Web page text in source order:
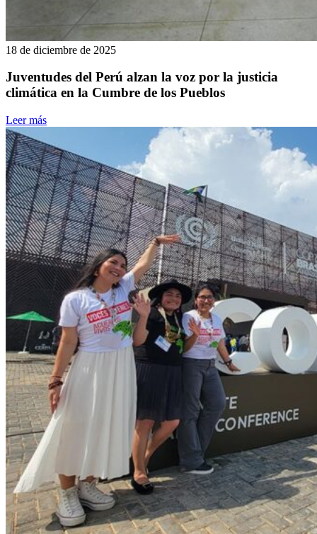
18 de diciembre de 2025
Juventudes del Perú alzan la voz por la justicia
climática en la Cumbre de los Pueblos
Leer más